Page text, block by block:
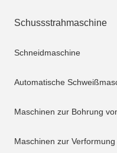
Schussstrahmaschine
Schneidmaschine
Automatische
Maschinen zur Bohrung
Maschinen zur